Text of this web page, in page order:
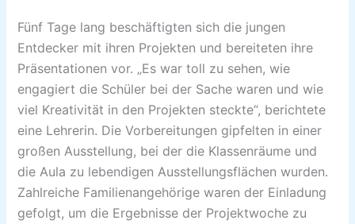
Fünf Tage lang beschäftigten sich die jungen
Entdecker mit ihren Projekten und bereiteten ihre
Präsentationen vor. „Es war toll zu sehen, wie
engagiert die Schüler bei der Sache waren und wie
viel Kreativität in den Projekten steckte“, berichtete
eine Lehrerin. Die Vorbereitungen gipfelten in einer
großen Ausstellung, bei der die Klassenräume und
die Aula zu lebendigen Ausstellungsflächen wurden.
Zahlreiche Familienangehörige waren der Einladung
gefolgt, um die Ergebnisse der Projektwoche zu